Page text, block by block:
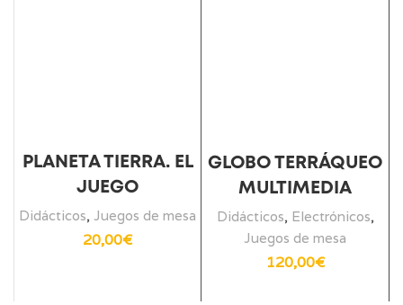
PLANETA TIERRA. EL
JUEGO
Didácticos, Juegos de mesa
20,00€
GLOBO TERRÁQUEO
MULTIMEDIA
Didácticos, Electrónicos,
Juegos de mesa
120,00€